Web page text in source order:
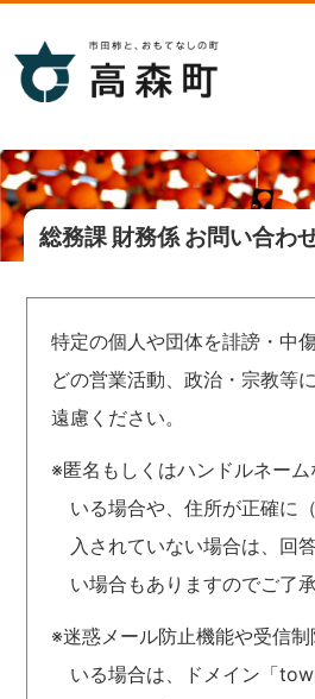
総務課 財務係 お問い合わ
特定の個人や団体を誹謗・中
どの営業活動、政治・宗教等
遠慮ください。
※匿名もしくはハンドルネー
いる場合や、住所が正確に
入されていない場合は、回
い場合もありますのでご了
※迷惑メール防止機能や受信
いる場合は、ドメイン「